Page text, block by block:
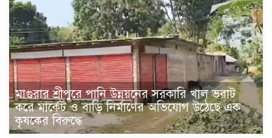
মাগুরার শ্রীপুরে পানি উন্নয়নের সরকারি খাল ভরাট
করে মার্কেট ও বাড়ি নির্মাণের অভিযোগ উঠেছে এক
কৃষকের বিরুদ্ধে